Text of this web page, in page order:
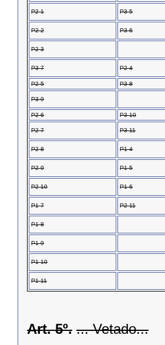
P2-1 P3-5
P2-2 P3-6
P2-3
P3-7 P2-4
P2-5 P3-8
P3-9
P2-6 P3-10
P2-7 P3-11
P2-8 P1-4
P2-9 P1-5
P2-10 P1-6
P1-7 P2-11
P1-8
P1-9
P1-10
P1-11
Art. 5º. ... Vetado...